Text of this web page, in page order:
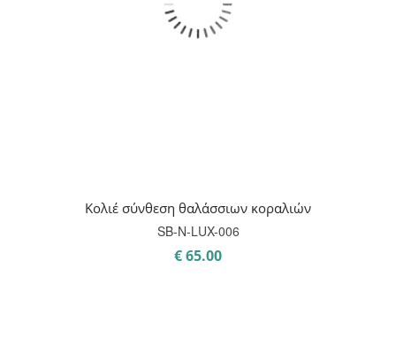
Κολιέ σύνθεση θαλάσσιων κοραλιών
SB-Ν-LUX-006
€65.00